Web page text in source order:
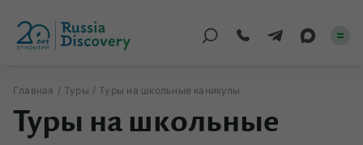
Каталог туров
Главная Туры Туры на школьные каникулы
Туры на школьные